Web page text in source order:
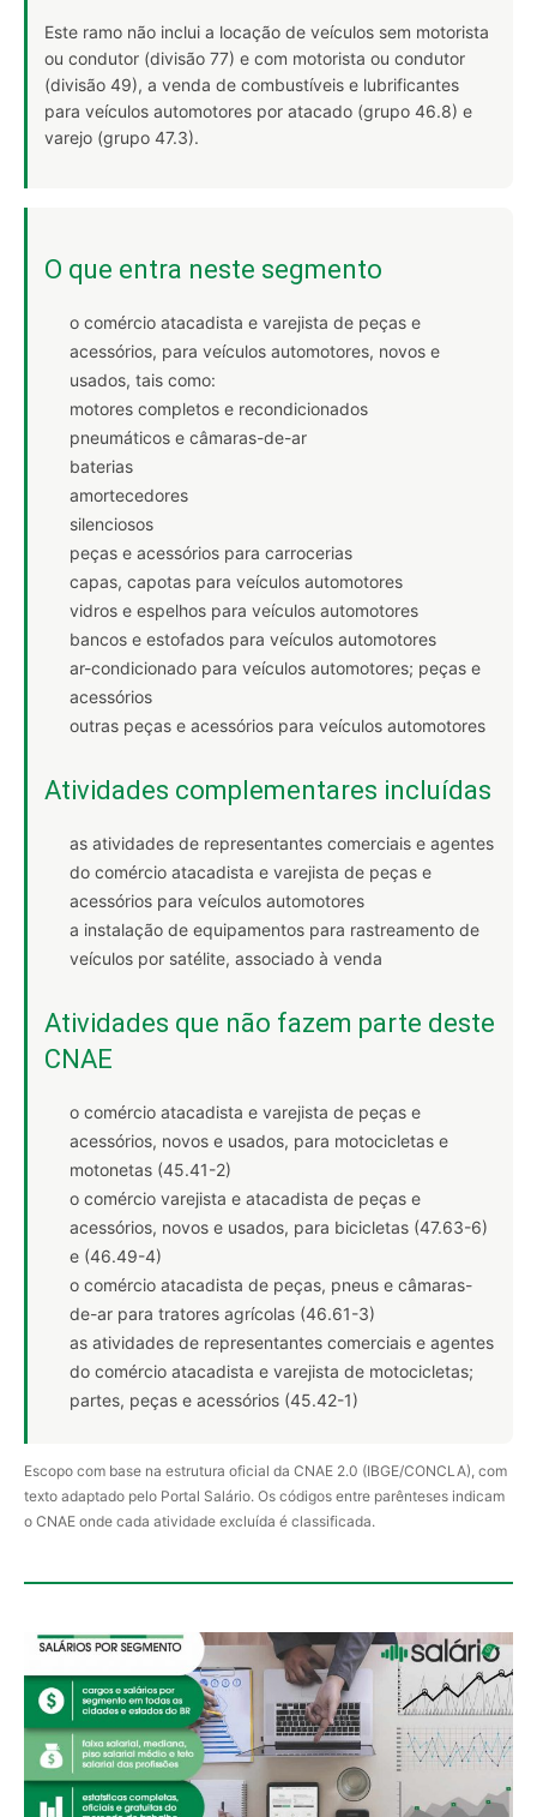
Este ramo não inclui a locação de veículos sem motorista
ou condutor (divisão 77) e com motorista ou condutor
(divisão 49), a venda de combustíveis e lubrificantes
para veículos automotores por atacado (grupo 46.8) e
varejo (grupo 47.3).
O que entra neste segmento
o comércio atacadista e varejista de peças e
acessórios, para veículos automotores, novos e
usados, tais como:
motores completos e recondicionados
pneumáticos e câmaras-de-ar
baterias
amortecedores
silenciosos
peças e acessórios para carrocerias
capas, capotas para veículos automotores
vidros e espelhos para veículos automotores
bancos e estofados para veículos automotores
ar-condicionado para veículos automotores; peças e
acessórios
outras peças e acessórios para veículos automotores
Atividades complementares incluídas
as atividades de representantes comerciais e agentes
do comércio atacadista e varejista de peças e
acessórios para veículos automotores
a instalação de equipamentos para rastreamento de
veículos por satélite, associado à venda
Atividades que não fazem parte deste
CNAE
o comércio atacadista e varejista de peças e
acessórios, novos e usados, para motocicletas e
motonetas (45.41-2)
o comércio varejista e atacadista de peças e
acessórios, novos e usados, para bicicletas (47.63-6)
e (46.49-4)
o comércio atacadista de peças, pneus e câmaras-
de-ar para tratores agrícolas (46.61-3)
as atividades de representantes comerciais e agentes
do comércio atacadista e varejista de motocicletas;
partes, peças e acessórios (45.42-1)
Escopo com base na estrutura oficial da CNAE 2.0 (IBGE/CONCLA), com
texto adaptado pelo Portal Salário. Os códigos entre parênteses indicam
o CNAE onde cada atividade excluída é classificada.